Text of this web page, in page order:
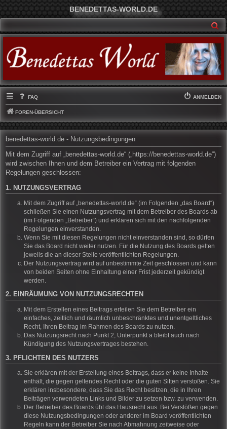
BENEDETTAS-WORLD.DE
FAQ ANMELDEN
FOREN-ÜBERSICHT
benedettas-world.de - Nutzungsbedingungen
Mit dem Zugriff auf „benedettas-world.de“ („https://benedettas-world.de“)
wird zwischen Ihnen und dem Betreiber ein Vertrag mit folgenden
Regelungen geschlossen:
1. NUTZUNGSVERTRAG
Mit dem Zugriff auf „benedettas-world.de“ (im Folgenden „das Board“)
schließen Sie einen Nutzungsvertrag mit dem Betreiber des Boards ab
(im Folgenden „Betreiber“) und erklären sich mit den nachfolgenden
Regelungen einverstanden.
Wenn Sie mit diesen Regelungen nicht einverstanden sind, so dürfen
Sie das Board nicht weiter nutzen. Für die Nutzung des Boards gelten
jeweils die an dieser Stelle veröffentlichten Regelungen.
Der Nutzungsvertrag wird auf unbestimmte Zeit geschlossen und kann
von beiden Seiten ohne Einhaltung einer Frist jederzeit gekündigt
werden.
2. EINRÄUMUNG VON NUTZUNGSRECHTEN
Mit dem Erstellen eines Beitrags erteilen Sie dem Betreiber ein
einfaches, zeitlich und räumlich unbeschränktes und unentgeltliches
Recht, Ihren Beitrag im Rahmen des Boards zu nutzen.
Das Nutzungsrecht nach Punkt 2, Unterpunkt a bleibt auch nach
Kündigung des Nutzungsvertrages bestehen.
3. PFLICHTEN DES NUTZERS
Sie erklären mit der Erstellung eines Beitrags, dass er keine Inhalte
enthält, die gegen geltendes Recht oder die guten Sitten verstoßen. Sie
erklären insbesondere, dass Sie das Recht besitzen, die in Ihren
Beiträgen verwendeten Links und Bilder zu setzen bzw. zu verwenden.
Der Betreiber des Boards übt das Hausrecht aus. Bei Verstößen gegen
diese Nutzungsbedingungen oder anderer im Board veröffentlichten
Regeln kann der Betreiber Sie nach Abmahnung zeitweise oder